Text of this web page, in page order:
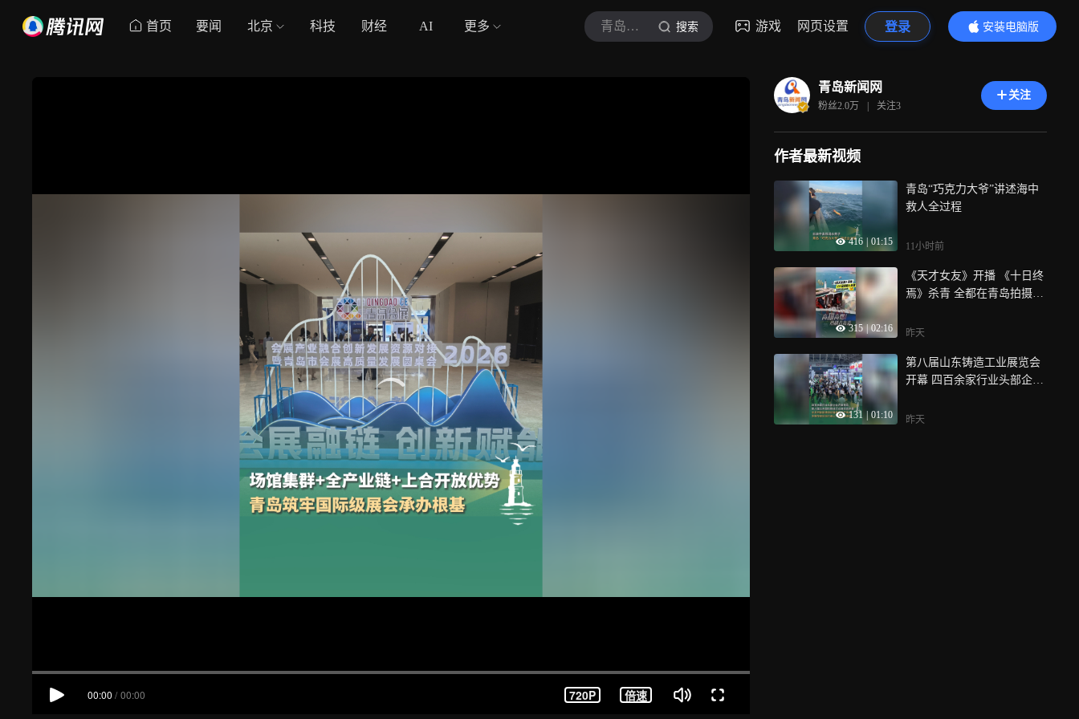
首页 要闻 北京 科技 财经 AI 更多 青岛新闻网 搜索 游戏 网页设置 登录
安装电脑版
内容更精彩
00:00 / 00:00 720P 倍速
青岛新闻网
粉丝2.0万 | 关注3
关注
作者最新视频
416 01:15
青岛“巧克力大爷”讲述海中
救人全过程
11小时前
315 02:16
《天才女友》开播 《十日终
焉》杀青 全都在青岛拍摄！
昨天
131 01:10
第八届山东铸造工业展览会
开幕 四百余家行业头部企业
昨天